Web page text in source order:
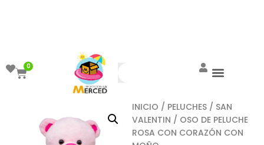
0
INICIO / PELUCHES / SAN
VALENTIN / OSO DE PELUCHE
ROSA CON CORAZÓN CON